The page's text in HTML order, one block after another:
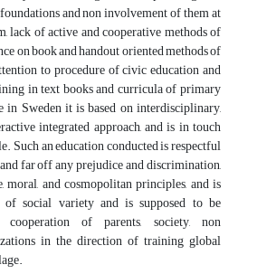
and non involvement of them at
lack of active and cooperative methods of
on book and handout oriented methods of
to procedure of civic education and
in text books and curricula of primary
Sweden it is based on interdisciplinary,
integrated approach, and is in touch
Such an education conducted is respectful
far off any prejudice and discrimination,
moral, and cosmopolitan principles, and is
of social variety and is supposed to be
cooperation of parents, society, non
in the direction of training global